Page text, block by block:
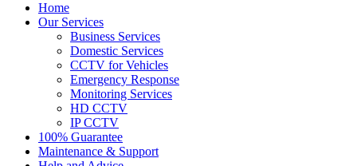
Home
Our Services
Business Services
Domestic Services
CCTV for Vehicles
Emergency Response
Monitoring Services
HD CCTV
IP CCTV
100% Guarantee
Maintenance & Support